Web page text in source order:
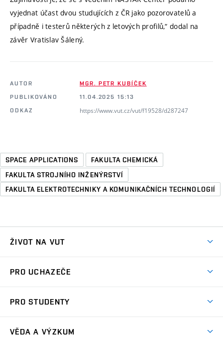
vyjednat účast dvou studujících z ČR jako pozorovatelů a
případně i testerů některých z letových profilů,“ dodal na
závěr Vratislav Šálený.
AUTOR
MGR. PETR KUBÍČEK
PUBLIKOVÁNO
11.04.2025 15:13
ODKAZ
https://www.vut.cz/vut/f19528/d287247
SPACE APPLICATIONS
FAKULTA CHEMICKÁ
FAKULTA STROJNÍHO INŽENÝRSTVÍ
FAKULTA ELEKTROTECHNIKY A KOMUNIKAČNÍCH TECHNOLOGIÍ
ŽIVOT NA VUT
Koleje
Sport na VUT
PRO UCHAZEČE
Dny otevřených dveří
PRO STUDENTY
VĚDA A VÝZKUM